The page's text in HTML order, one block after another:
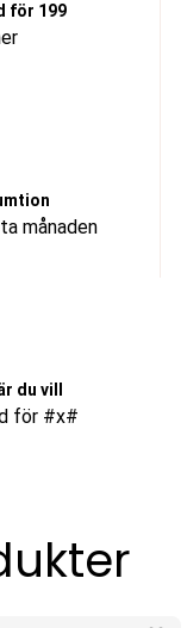
för 199
månaden
du vill
för #x#